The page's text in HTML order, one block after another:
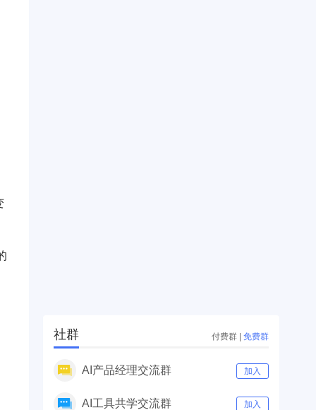
社群 付费群 | 免费群
AI产品经理交流群 加入
AI工具共学交流群 加入